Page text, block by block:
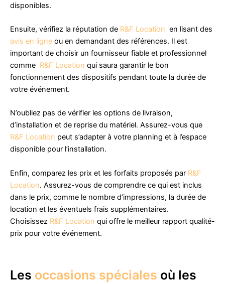
disponibles.
Ensuite, vérifiez la réputation de R&F Location en lisant des
avis en ligne ou en demandant des références. Il est
important de choisir un fournisseur fiable et professionnel
comme R&F Location qui saura garantir le bon
fonctionnement des dispositifs pendant toute la durée de
votre événement.
N’oubliez pas de vérifier les options de livraison,
d’installation et de reprise du matériel. Assurez-vous que
R&F Location peut s’adapter à votre planning et à l’espace
disponible pour l’installation.
Enfin, comparez les prix et les forfaits proposés par R&F
Location. Assurez-vous de comprendre ce qui est inclus
dans le prix, comme le nombre d’impressions, la durée de
location et les éventuels frais supplémentaires.
Choisissez R&F Location qui offre le meilleur rapport qualité-
prix pour votre événement.
Les occasions spéciales où les